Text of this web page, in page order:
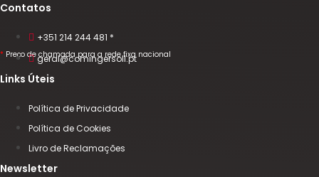
Contatos
+351 214 244 481 *
* Preço de chamada para a rede fixa nacional
geral@comingersoll.pt
Links Úteis
Política de Privacidade
Política de Cookies
Livro de Reclamações
Newsletter